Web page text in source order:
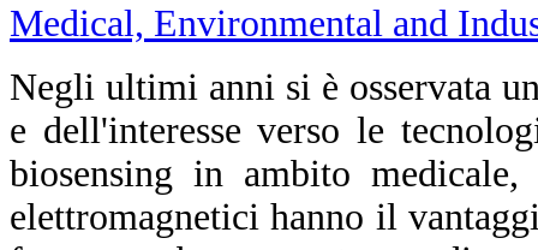
Medical, Environmental and
Negli ultimi anni si è osservata
e dell'interesse verso le
biosensing in ambito
elettromagnetici hanno il